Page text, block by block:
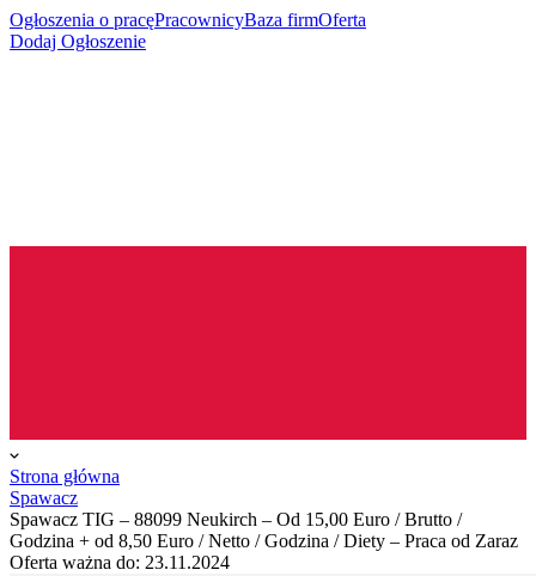
Ogłoszenia o pracęPracownicyBaza firmOferta
Dodaj Ogłoszenie
Strona główna
Spawacz
Spawacz TIG – 88099 Neukirch – Od 15,00 Euro / Brutto /
Godzina + od 8,50 Euro / Netto / Godzina / Diety – Praca od Zaraz
Oferta ważna do: 23.11.2024